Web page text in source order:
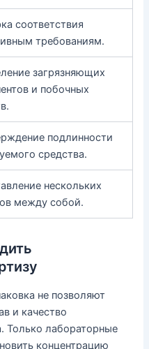
соответствия
требованиям.
загрязняющих
и побочных
подлинности
средства.
нескольких
между собой.
не позволяют
и качество
Только лабораторные
концентрацию